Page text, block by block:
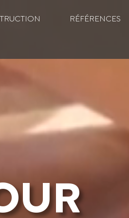
RÉFÉRENCES